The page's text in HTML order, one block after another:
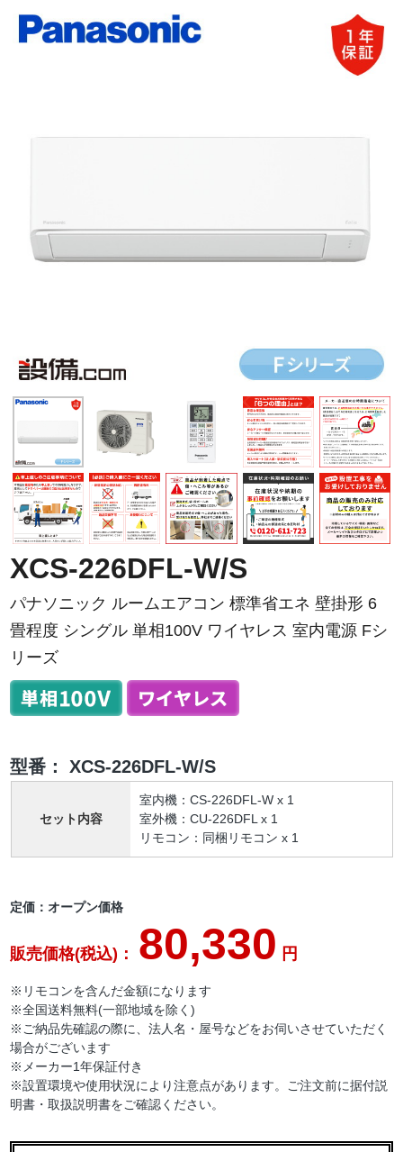
XCS-226DFL-W/S
パナソニック ルームエアコン 標準省エネ 壁掛形 6
畳程度 シングル 単相100V ワイヤレス 室内電源 Fシ
リーズ
型番： XCS-226DFL-W/S
セット内容
室内機：CS-226DFL-W x 1
室外機：CU-226DFL x 1
リモコン：同梱リモコン x 1
定価：オープン価格
販売価格(税込)： 80,330 円
※リモコンを含んだ金額になります
※全国送料無料(一部地域を除く)
※ご納品先確認の際に、法人名・屋号などをお伺いさせていただく
場合がございます
※メーカー1年保証付き
※設置環境や使用状況により注意点があります。ご注文前に据付説
明書・取扱説明書をご確認ください。